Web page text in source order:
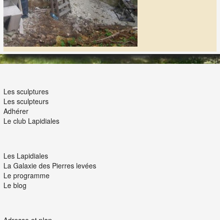
Les sculptures
Les sculpteurs
Adhérer
Le club Lapidiales
Les Lapidiales
La Galaxie des Pierres levées
Le programme
Le blog